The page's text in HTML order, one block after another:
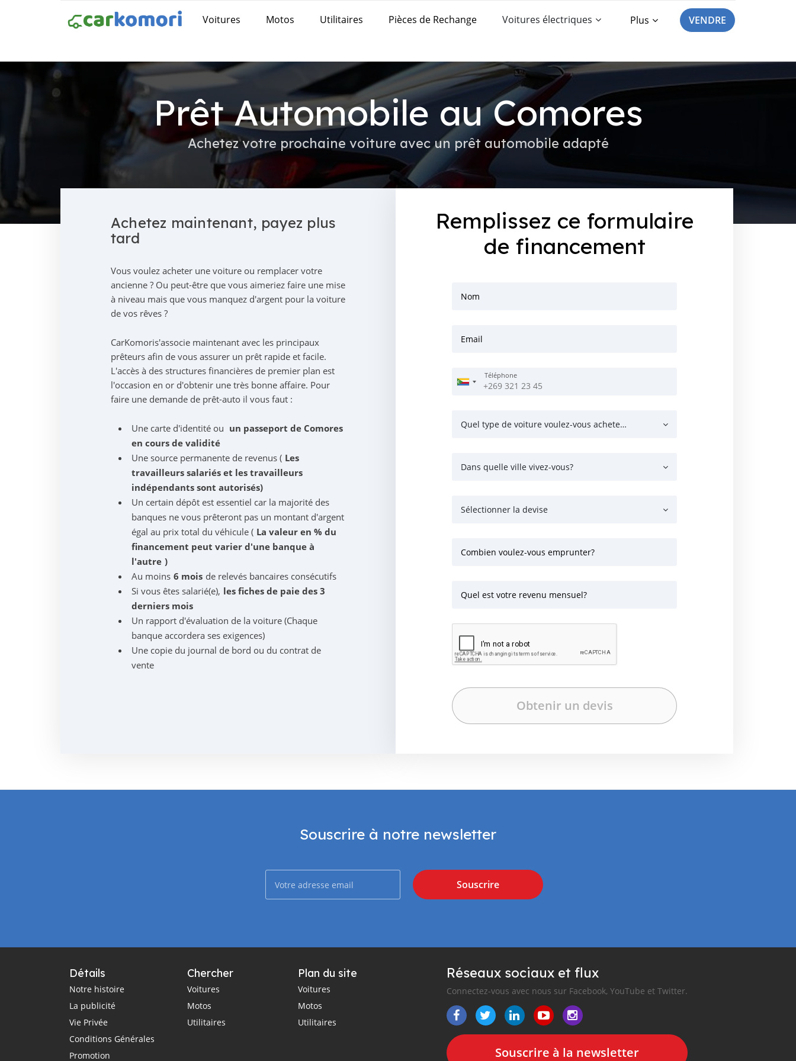
Voitures Motos Utilitaires Pièces de Rechange Voitures électriques Plus VENDRE
Prêt Automobile au Comores
Achetez votre prochaine voiture avec un prêt automobile adapté
Achetez maintenant, payez plus
tard
Vous voulez acheter une voiture ou remplacer votre
ancienne ? Ou peut-être que vous aimeriez faire une mise
à niveau mais que vous manquez d'argent pour la voiture
de vos rêves ?
CarKomoris'associe maintenant avec les principaux
prêteurs afin de vous assurer un prêt rapide et facile.
L'accès à des structures financières de premier plan est
l'occasion en or d'obtenir une très bonne affaire. Pour
faire une demande de prêt-auto il vous faut :
Une carte d'identité ou un passeport de Comores
en cours de validité
Une source permanente de revenus ( Les
travailleurs salariés et les travailleurs
indépendants sont autorisés)
Un certain dépôt est essentiel car la majorité des
banques ne vous prêteront pas un montant d'argent
égal au prix total du véhicule ( La valeur en % du
financement peut varier d'une banque à
l'autre )
Au moins 6 mois de relevés bancaires consécutifs
Si vous êtes salarié(e), les fiches de paie des 3
derniers mois
Un rapport d'évaluation de la voiture (Chaque
banque accordera ses exigences)
Une copie du journal de bord ou du contrat de
vente
Remplissez ce formulaire
de financement
Nom
Email
Téléphone
Quel type de voiture voulez-vous acheter?
Dans quelle ville vivez-vous?
Sélectionner la devise
Combien voulez-vous emprunter?
Quel est votre revenu mensuel?
Souscrire à notre newsletter
Souscrire
Détails
Notre histoire
La publicité
Vie Privée
Conditions Générales
Promotion
Chercher
Voitures
Motos
Utilitaires
Plan du site
Voitures
Motos
Utilitaires
Réseaux sociaux et flux
Connectez-vous avec nous sur Facebook, YouTube et Twitter.
Souscrire à la newsletter